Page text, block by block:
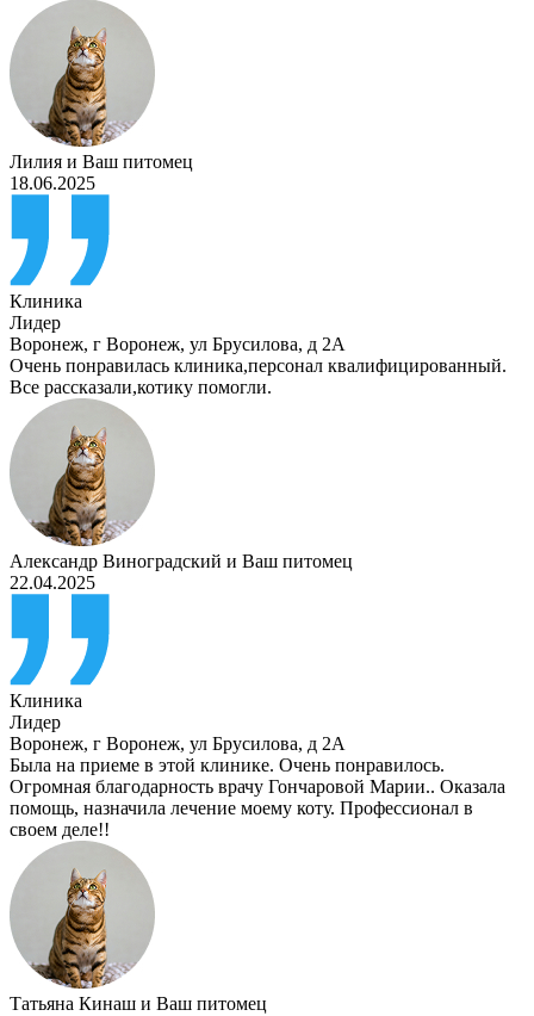
Лилия и Ваш питомец
18.06.2025
Клиника
Лидер
Воронеж, г Воронеж, ул Брусилова, д 2А
Очень понравилась клиника,персонал квалифицированный.
Все рассказали,котику помогли.
Александр Виноградский и Ваш питомец
22.04.2025
Клиника
Лидер
Воронеж, г Воронеж, ул Брусилова, д 2А
Была на приеме в этой клинике. Очень понравилось.
Огромная благодарность врачу Гончаровой Марии.. Оказала
помощь, назначила лечение моему коту. Профессионал в
своем деле!!
Татьяна Кинаш и Ваш питомец